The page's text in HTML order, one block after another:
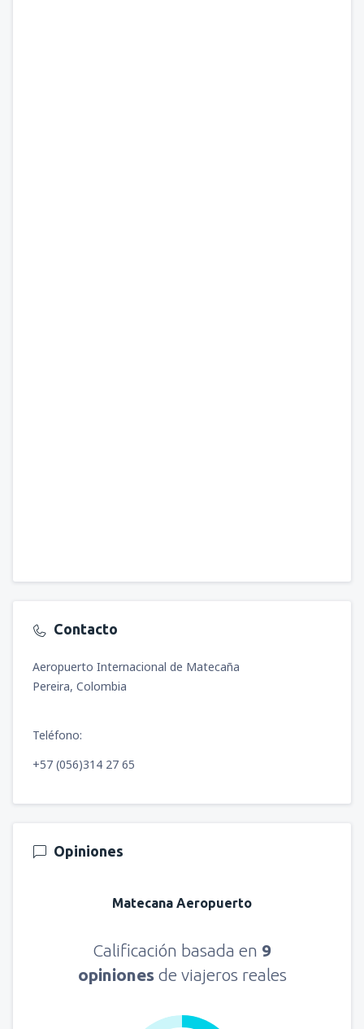
Contacto
Aeropuerto Internacional de Matecaña
Pereira, Colombia
Teléfono:
+57 (056)314 27 65
Opiniones
Matecana Aeropuerto
Calificación basada en 9
opiniones de viajeros reales